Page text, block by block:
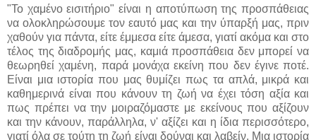
"Το χαμένο εισιτήριο" είναι η αποτύπωση της προσπάθειας
να ολοκληρώσουμε τον εαυτό μας και την ύπαρξή μας, πριν
χαθούν για πάντα, είτε έμμεσα είτε άμεσα, γιατί ακόμα και στο
τέλος της διαδρομής μας, καμιά προσπάθεια δεν μπορεί να
θεωρηθεί χαμένη, παρά μονάχα εκείνη που δεν έγινε ποτέ.
Είναι μια ιστορία που μας θυμίζει πως τα απλά, μικρά και
καθημερινά είναι που κάνουν τη ζωή να έχει τόση αξία και
πως πρέπει να την μοιραζόμαστε με εκείνους που αξίζουν
και την κάνουν, παράλληλα, ν' αξίζει και η ίδια περισσότερο,
γιατί όλα σε τούτη τη ζωή είναι δούναι και λαβείν. Μια ιστορία